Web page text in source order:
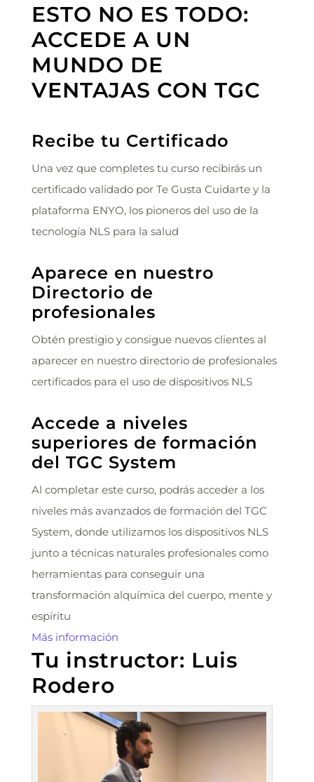
ESTO NO ES TODO:
ACCEDE A UN
MUNDO DE
VENTAJAS CON TGC
Recibe tu Certificado
Una vez que completes tu curso recibirás un
certificado validado por Te Gusta Cuidarte y la
plataforma ENYO, los pioneros del uso de la
tecnología NLS para la salud
Aparece en nuestro
Directorio de
profesionales
Obtén prestigio y consigue nuevos clientes al
aparecer en nuestro directorio de profesionales
certificados para el uso de dispositivos NLS
Accede a niveles
superiores de formación
del TGC System
Al completar este curso, podrás acceder a los
niveles más avanzados de formación del TGC
System, donde utilizamos los dispositivos NLS
junto a técnicas naturales profesionales como
herramientas para conseguir una
transformación alquímica del cuerpo, mente y
espíritu
Más información
Tu instructor: Luis
Rodero